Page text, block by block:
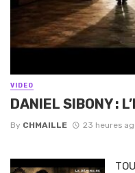
VIDEO
DANIEL SIBONY :
By CHMAILLE 23 heures